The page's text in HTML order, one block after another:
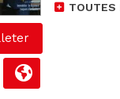
TOUTES